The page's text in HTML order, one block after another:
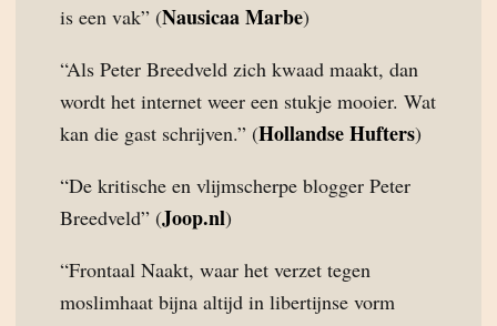
is een vak” (Nausicaa Marbe)
“Als Peter Breedveld zich kwaad maakt, dan
wordt het internet weer een stukje mooier. Wat
kan die gast schrijven.” (Hollandse Hufters)
“De kritische en vlijmscherpe blogger Peter
Breedveld” (Joop.nl)
“Frontaal Naakt, waar het verzet tegen
moslimhaat bijna altijd in libertijnse vorm